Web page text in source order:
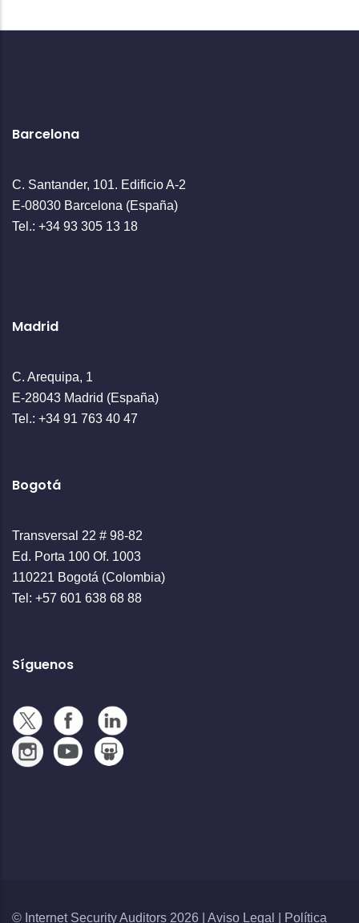
Barcelona
C. Santander, 101. Edificio A-2
E-08030 Barcelona (España)
Tel.: +34 93 305 13 18
Madrid
C. Arequipa, 1
E-28043 Madrid (España)
Tel.: +34 91 763 40 47
Bogotá
Transversal 22 # 98-82
Ed. Porta 100 Of. 1003
110221 Bogotá (Colombia)
Tel: +57 601 638 68 88
Síguenos
© Internet Security Auditors 2026 | Aviso Legal Política